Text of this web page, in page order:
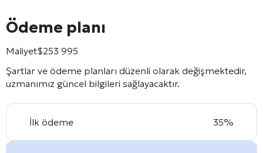
Ödeme planı
Maliyet$253 995
Şartlar ve ödeme planları düzenli olarak değişmektedir,
uzmanımız güncel bilgileri sağlayacaktır.
İlk ödeme 35%